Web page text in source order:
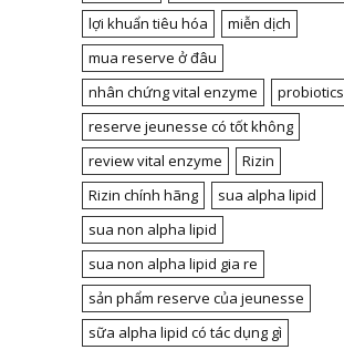
lợi khuẩn tiêu hóa
miễn dịch
mua reserve ở đâu
nhân chứng vital enzyme
probiotics
reserve jeunesse có tốt không
review vital enzyme
Rizin
Rizin chính hãng
sua alpha lipid
sua non alpha lipid
sua non alpha lipid gia re
sản phẩm reserve của jeunesse
sữa alpha lipid có tác dụng gì